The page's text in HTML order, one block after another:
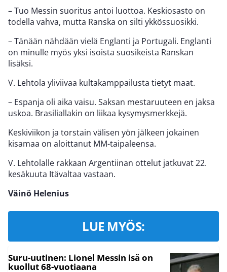
– Tuo Messin suoritus antoi luottoa. Keskiosasto on
todella vahva, mutta Ranska on silti ykkössuosikki.
– Tänään nähdään vielä Englanti ja Portugali. Englanti
on minulle myös yksi isoista suosikeista Ranskan
lisäksi.
V. Lehtola yliviivaa kultakamppailusta tietyt maat.
– Espanja oli aika vaisu. Saksan mestaruuteen en jaksa
uskoa. Brasiliallakin on liikaa kysymysmerkkejä.
Keskiviikon ja torstain välisen yön jälkeen jokainen
kisamaa on aloittanut MM-taipaleensa.
V. Lehtolalle rakkaan Argentiinan ottelut jatkuvat 22.
kesäkuuta Itävaltaa vastaan.
Väinö Helenius
LUE MYÖS:
Suru-uutinen: Lionel Messin isä on
kuollut 68-vuotiaana